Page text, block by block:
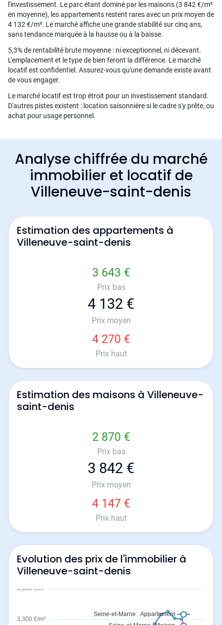
l'investissement. Le parc étant dominé par les maisons (3 842 €/m²
en moyenne), les appartements restent rares avec un prix moyen de
4 132 €/m². Le marché affiche une grande stabilité sur cinq ans,
sans tendance marquée à la hausse ou à la baisse.
5,3% de rentabilité brute moyenne : ni exceptionnel, ni décevant.
L'emplacement et le type de bien feront la différence. Le marché
locatif est confidentiel. Assurez-vous qu'une demande existe avant
de vous engager.
Le marché locatif est trop étroit pour un investissement standard.
D'autres pistes existent : location saisonnière si le cadre s'y prête, ou
achat pour usage personnel.
Analyse chiffrée du marché
immobilier et locatif de
Villeneuve-saint-denis
Estimation des appartements à
Villeneuve-saint-denis
3 643 €
Prix bas
4 132 €
Prix moyen
4 270 €
Prix haut
Estimation des maisons à Villeneuve-
saint-denis
2 870 €
Prix bas
3 842 €
Prix moyen
4 147 €
Prix haut
Evolution des prix de l'immobilier à
Villeneuve-saint-denis